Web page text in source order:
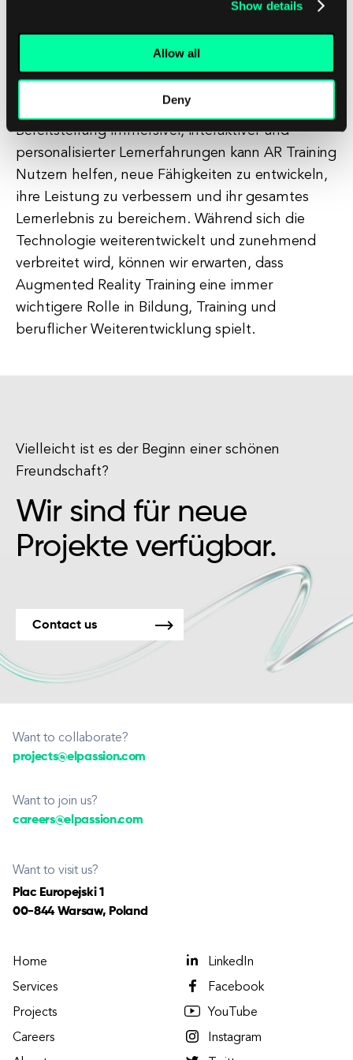
Show details
Allow all
Deny
hat, die Art und Weise, wie wir lernen und
trainieren, zu transformieren. Durch die
Bereitstellung immersiver, interaktiver und
personalisierter Lernerfahrungen kann AR Training
Nutzern helfen, neue Fähigkeiten zu entwickeln,
ihre Leistung zu verbessern und ihr gesamtes
Lernerlebnis zu bereichern. Während sich die
Technologie weiterentwickelt und zunehmend
verbreitet wird, können wir erwarten, dass
Augmented Reality Training eine immer
wichtigere Rolle in Bildung, Training und
beruflicher Weiterentwicklung spielt.
Vielleicht ist es der Beginn einer schönen
Freundschaft?
Wir sind für neue
Projekte verfügbar.
Contact us
Want to collaborate?
projects@elpassion.com
Want to join us?
careers@elpassion.com
Want to visit us?
Plac Europejski 1
00-844 Warsaw, Poland
Home
Services
Projects
Careers
LinkedIn
Facebook
YouTube
Instagram